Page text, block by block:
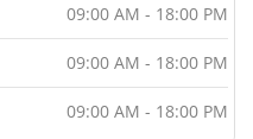
09:00 AM - 18:00 PM
09:00 AM - 18:00 PM
09:00 AM - 18:00 PM